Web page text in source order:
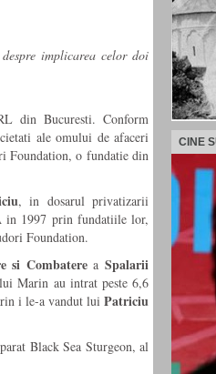
implicarea celor doi
din Bucuresti. Conform
ale omului de afaceri
Foundation, o fundatie din
, in dosarul privatizarii
in 1997 prin fundatiile lor,
Foundation.
si CombatereaSpalarii
Marin au intrat peste 6,6
i le-a vandut lui Patriciu
Black Sea Sturgeon, al
CINE